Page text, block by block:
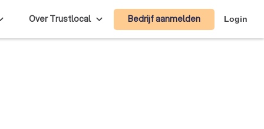
Over Trustlocal Bedrijf aanmelden Login